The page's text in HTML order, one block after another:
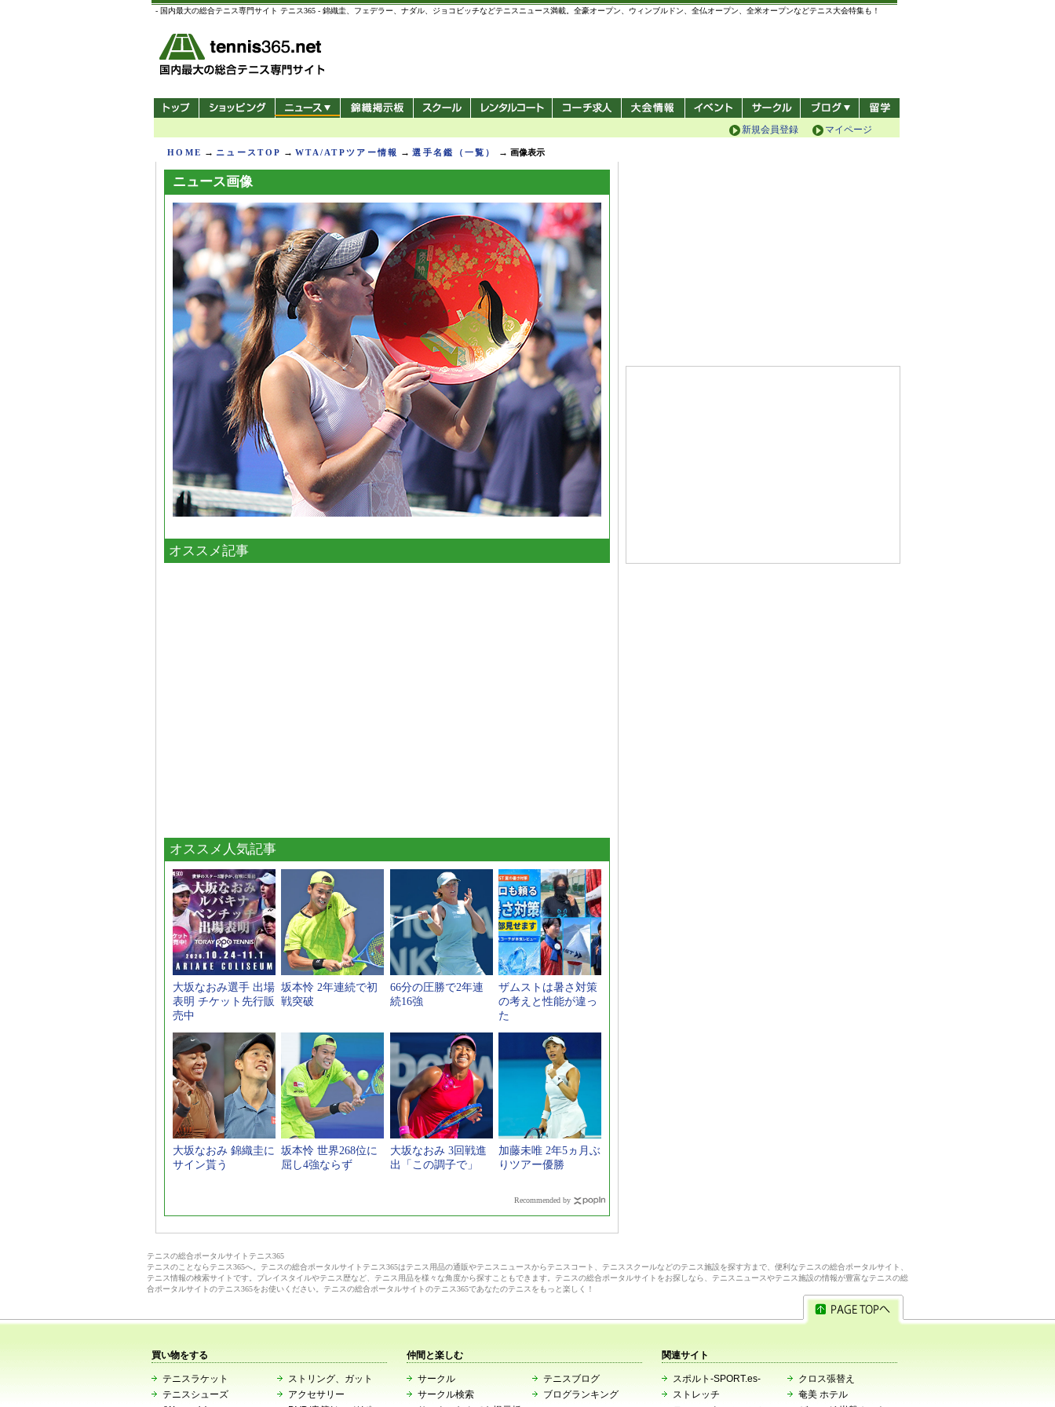
- 国内最大の総合テニス専門サイト テニス365 - 錦織圭、フェデラー、ナダル、ジョコビッチなどテニスニュース満載。全豪オープン、ウィンブルドン、全仏オープン、全米オープンなどテニス大会特集も！
マイページ
新規会員登録
HOME → ニュースTOP →WTA/ATPツアー情報 →選手名鑑（一覧） → 画像表示
ニュース画像
オススメ記事
オススメ人気記事
大坂なおみ選手 出場
表明 チケット先行販
売中
坂本怜 2年連続で初
戦突破
66分の圧勝で2年連
続16強
ザムストは暑さ対策
の考えと性能が違っ
た
大坂なおみ 錦織圭に
サイン貰う
坂本怜 世界268位に
屈し4強ならず
大坂なおみ 3回戦進
出「この調子で」
加藤未唯 2年5ヵ月ぶ
りツアー優勝
Recommended by
テニスの総合ポータルサイトテニス365
テニスのことならテニス365へ。テニスの総合ポータルサイトテニス365はテニス用品の通販やテニスニュースからテニスコート、テニススクールなどのテニス施設を探す方まで、便利なテニスの総合ポータルサイト、
テニス情報の検索サイトです。プレイスタイルやテニス歴など、テニス用品を様々な角度から探すこともできます。テニスの総合ポータルサイトをお探しなら、テニスニュースやテニス施設の情報が豊富なテニスの総
合ポータルサイトのテニス365をお使いください。テニスの総合ポータルサイトのテニス365であなたのテニスをもっと楽しく！
買い物をする
テニスラケット
テニスシューズ
ストリング、ガット
アクセサリー
仲間と楽しむ
サークル
サークル検索
テニスブログ
ブログランキング
関連サイト
スポルト-SPORT.es-
ストレッチ
クロス張替え
奄美 ホテル